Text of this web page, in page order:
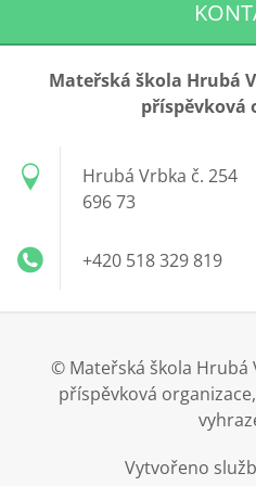
Mateřská škola Hrubá
příspěvková
Hrubá Vrbka č. 254
696 73
+420 518 329 819
© Mateřská škola Hrubá
příspěvková
Vytvořeno